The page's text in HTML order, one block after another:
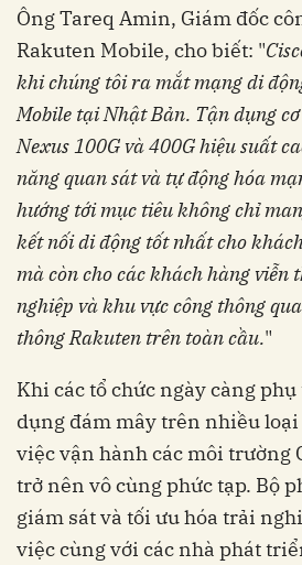
Ông Tareq Amin, Giám đốc
Rakuten Mobile, cho biết: "
khi chúng tôi ra mắt mạng di
Mobile tại Nhật Bản. Tận dụng
Nexus 100G và 400G hiệu suất
năng quan sát và tự động hóa
hướng tới mục tiêu không chỉ
kết nối di động tốt nhất cho
mà còn cho các khách hàng viễn
nghiệp và khu vực công thông
thông Rakuten trên toàn cầu."
Khi các tổ chức ngày càng
dụng đám mây trên nhiều
việc vận hành các môi trường
trở nên vô cùng phức tạp. Bộ
giám sát và tối ưu hóa trải
việc cùng với các nhà phát